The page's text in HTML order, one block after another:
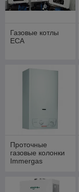
Газовые котлы
ECA
Проточные
газовые колонки
Immergas